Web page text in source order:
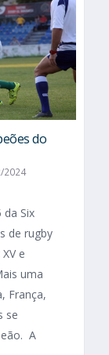
do
2024
Six
de rugby
e
uma
França,
se
A